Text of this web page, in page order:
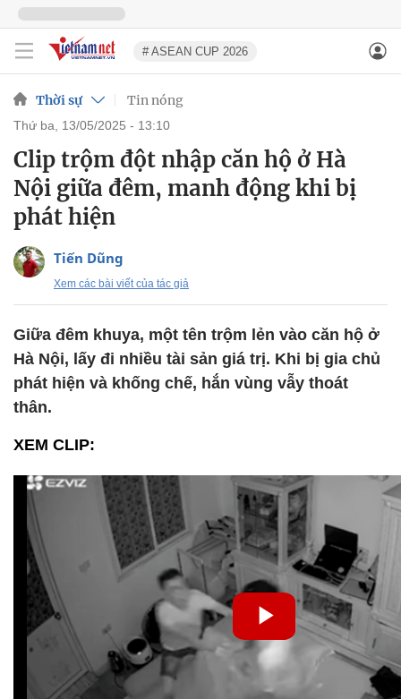
# ASEAN CUP 2026
Thời sự Tin nóng
thứ ba, 13/05/2025 - 13:10
Clip trộm đột nhập căn hộ ở Hà
Nội giữa đêm, manh động khi bị
phát hiện
Tiến Dũng
Xem các bài viết của tác giả
Giữa đêm khuya, một tên trộm lẻn vào căn hộ ở
Hà Nội, lấy đi nhiều tài sản giá trị. Khi bị gia chủ
phát hiện và khống chế, hắn vùng vẫy thoát
thân.
XEM CLIP: